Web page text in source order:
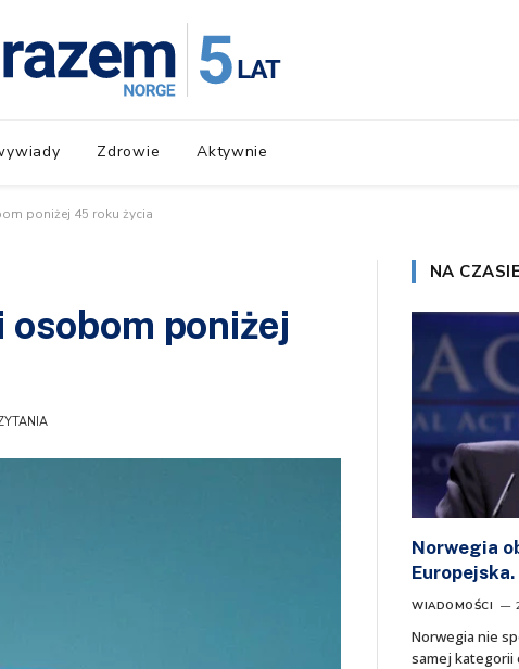
Zdrowie Aktywnie
poniżej 45 roku życia
osobom poniżej
NA CZASIE
Norwegia
WIADOMOŚCI
Norwegia nie
samej kategorii